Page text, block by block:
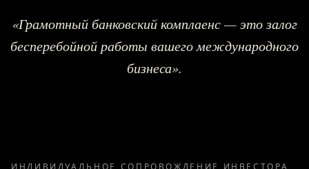
«Грамотный банковский комплаенс — это залог
бесперебойной работы вашего международного
бизнеса».
ИНДИВИДУАЛЬНОЕ СОПРОВОЖДЕНИЕ ИНВЕСТОРА